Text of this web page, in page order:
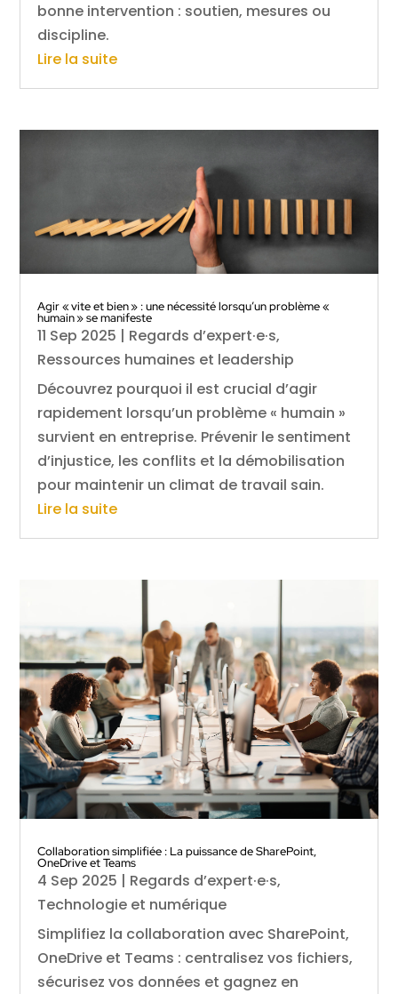
bonne intervention : soutien, mesures ou
discipline.
Lire la suite
Agir « vite et bien » : une nécessité lorsqu’un problème «
humain » se manifeste
11 Sep 2025 | Regards d’expert·e·s,
Ressources humaines et leadership
Découvrez pourquoi il est crucial d’agir
rapidement lorsqu’un problème « humain »
survient en entreprise. Prévenir le sentiment
d’injustice, les conflits et la démobilisation
pour maintenir un climat de travail sain.
Lire la suite
Collaboration simplifiée : La puissance de SharePoint,
OneDrive et Teams
4 Sep 2025 | Regards d’expert·e·s,
Technologie et numérique
Simplifiez la collaboration avec SharePoint,
OneDrive et Teams : centralisez vos fichiers,
sécurisez vos données et gagnez en